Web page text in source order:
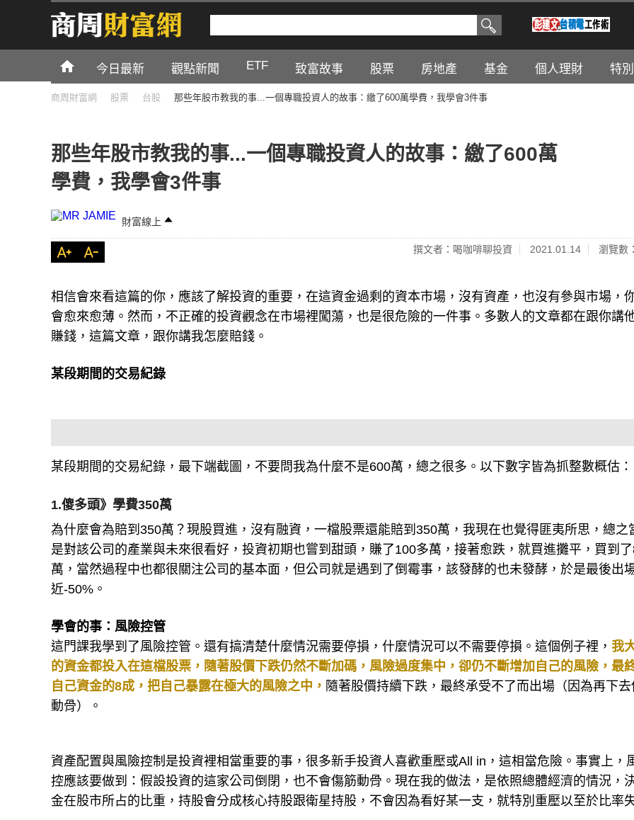
今日最新 觀點新聞 ETF 致富故事 股票 房地產 基金 個人理財 特
商周財富網 股票 台股 那些年股市教我的事...一個專職投資人的故事：繳了600萬學費，我學會3件事
那些年股市教我的事...一個專職投資人的故事：繳了600萬
學費，我學會3件事
財富線上
撰文者：喝咖啡聊投資 2021.01.14 瀏覽數
相信會來看這篇的你，應該了解投資的重要，在這資金過剩的資本市場，沒有資產，也沒有參與市場，
會愈來愈薄。然而，不正確的投資觀念在市場裡闖蕩，也是很危險的一件事。多數人的文章都在跟你講
賺錢，這篇文章，跟你講我怎麼賠錢。
某段期間的交易紀錄
某段期間的交易紀錄，最下端截圖，不要問我為什麼不是600萬，總之很多。以下數字皆為抓整數概估：
1.傻多頭》學費350萬
為什麼會為賠到350萬？現股買進，沒有融資，一檔股票還能賠到350萬，我現在也覺得匪夷所思，總之
是對該公司的產業與未來很看好，投資初期也嘗到甜頭，賺了100多萬，接著愈跌，就買進攤平，買到
萬，當然過程中也都很關注公司的基本面，但公司就是遇到了倒霉事，該發酵的也未發酵，於是最後出
近-50%。
學會的事：風險控管
這門課我學到了風險控管。還有搞清楚什麼情況需要停損，什麼情況可以不需要停損。這個例子裡， 我
的資金都投入在這檔股票，隨著股價下跌仍然不斷加碼，風險過度集中，卻仍不斷增加自己的風險，最
自己資金的8成，把自己暴露在極大的風險之中， 隨著股價持續下跌，最終承受不了而出場（因為再下去
動骨）。
資產配置與風險控制是投資裡相當重要的事，很多新手投資人喜歡重壓或All in，這相當危險。事實上，
控應該要做到：假設投資的這家公司倒閉，也不會傷筋動骨。現在我的做法，是依照總體經濟的情況，
金在股市所占的比重，持股會分成核心持股跟衛星持股，不會因為看好某一支，就特別重壓以至於比率